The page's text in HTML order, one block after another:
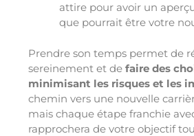
attire pour avoir un
que pourrait être votre
Prendre son temps permet de
sereinement et defaire des
minimisant les risques et les
chemin vers une nouvelle
mais chaque étape franchie
rapprochera de votre objectif